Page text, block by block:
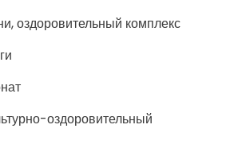
оздоровительный комплекс
оздоровительный